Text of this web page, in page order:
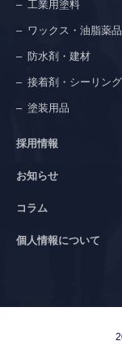
工業用塗料
ワックス・油脂薬品
防水剤・建材
接着剤・シーリング
塗装用品
採用情報
お知らせ
コラム
個人情報について